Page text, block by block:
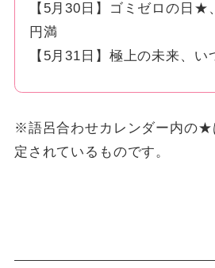
【5月30日】ゴミゼロの日★
円満
【5月31日】極上の未来、い
※語呂合わせカレンダー内の★
定されているものです。